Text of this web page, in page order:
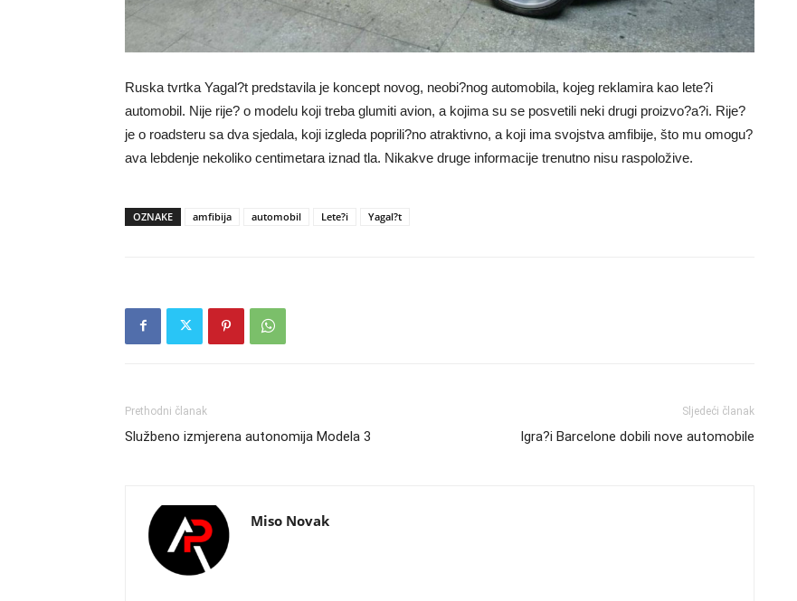
Ruska tvrtka Yagal?t predstavila je koncept novog, neobi?nog automobila, kojeg reklamira kao lete?i
automobil. Nije rije? o modelu koji treba glumiti avion, a kojima su se posvetili neki drugi proizvo?a?i. Rije?
je o roadsteru sa dva sjedala, koji izgleda poprili?no atraktivno, a koji ima svojstva amfibije, što mu omogu?
ava lebdenje nekoliko centimetara iznad tla. Nikakve druge informacije trenutno nisu raspoložive.
OZNAKE amfibija automobil Lete?i Yagal?t
Prethodni članak
Službeno izmjerena autonomija Modela 3
Sljedeći članak
Igra?i Barcelone dobili nove automobile
Miso Novak